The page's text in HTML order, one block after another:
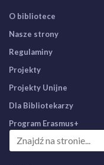
O bibliotece
Nasze strony
Regulaminy
Projekty
Projekty Unijne
Dla Bibliotekarzy
Program Erasmus+